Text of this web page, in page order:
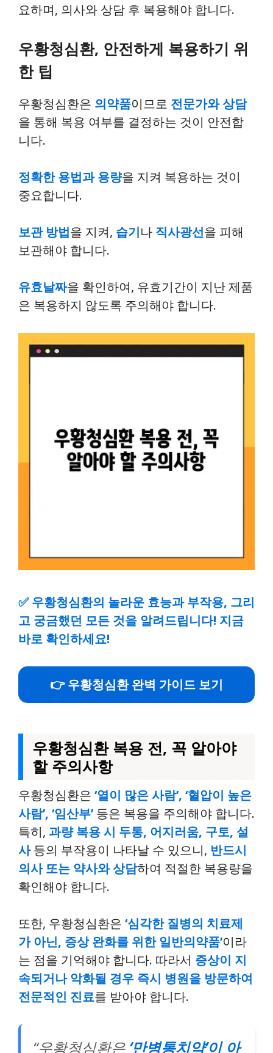
요하며, 의사와 상담 후 복용해야 합니다.
우황청심환, 안전하게 복용하기 위
한 팁
우황청심환은 의약품이므로 전문가와 상담
을 통해 복용 여부를 결정하는 것이 안전합
니다.
정확한 용법과 용량을 지켜 복용하는 것이
중요합니다.
보관 방법을 지켜, 습기나 직사광선을 피해
보관해야 합니다.
유효날짜을 확인하여, 유효기간이 지난 제품
은 복용하지 않도록 주의해야 합니다.
✅ 우황청심환의 놀라운 효능과 부작용, 그리
고 궁금했던 모든 것을 알려드립니다! 지금
바로 확인하세요!
👉 우황청심환 완벽 가이드 보기
우황청심환 복용 전, 꼭 알아야
할 주의사항
우황청심환은 ‘열이 많은 사람’, ‘혈압이 높은
사람’, ‘임산부’ 등은 복용을 주의해야 합니다.
특히, 과량 복용 시 두통, 어지러움, 구토, 설
사등의 부작용이 나타날 수 있으니, 반드시
의사 또는 약사와 상담하여 적절한 복용량을
확인해야 합니다.
또한, 우황청심환은 ‘심각한 질병의 치료제
가 아닌, 증상 완화를 위한 일반의약품’이라
는 점을 기억해야 합니다. 따라서 증상이 지
속되거나 악화될 경우 즉시 병원을 방문하여
전문적인 진료를 받아야 합니다.
“우황청심환은 ‘만병통치약’이 아